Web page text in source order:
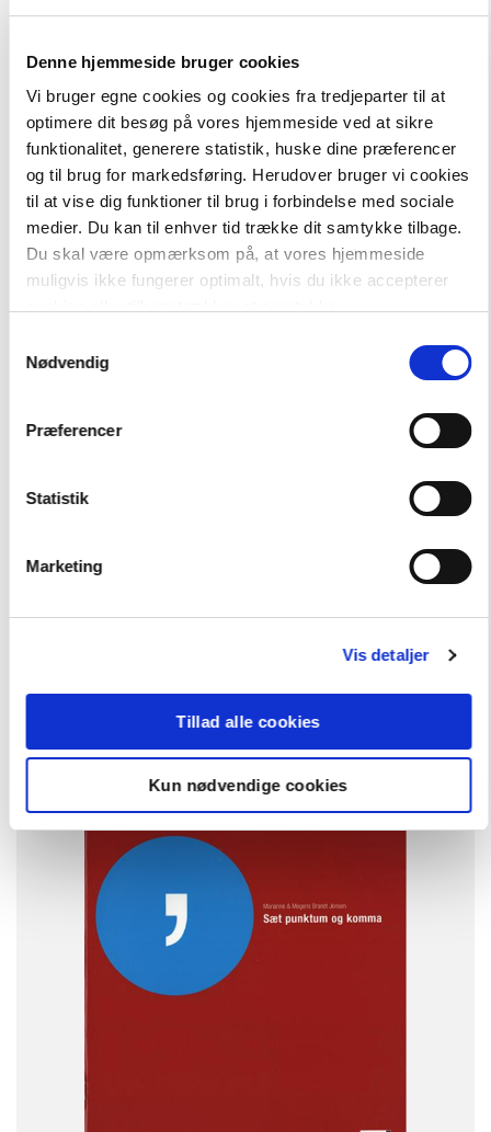
Denne hjemmeside bruger cookies
Vi bruger egne cookies og cookies fra tredjeparter til at
optimere dit besøg på vores hjemmeside ved at sikre
funktionalitet, generere statistik, huske dine præferencer
og til brug for markedsføring. Herudover bruger vi cookies
til at vise dig funktioner til brug i forbindelse med sociale
medier. Du kan til enhver tid trække dit samtykke tilbage.
Du skal være opmærksom på, at vores hjemmeside
muligvis ikke fungerer optimalt, hvis du ikke accepterer
Nødvendig
Præferencer
Statistik
Marketing
Vis detaljer
Tillad alle cookies
Kun nødvendige cookies
Alt til Ach so! 9. klasse
Dansk
Engangsbog